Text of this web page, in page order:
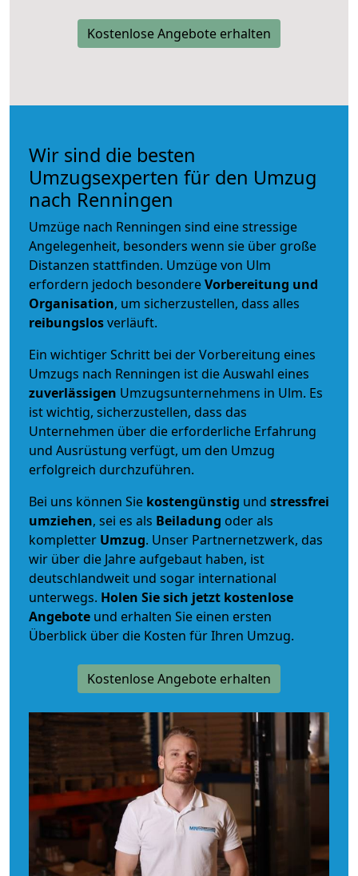
Kostenlose Angebote erhalten
Wir sind die besten
Umzugsexperten für den Umzug
nach Renningen
Umzüge nach Renningen sind eine stressige
Angelegenheit, besonders wenn sie über große
Distanzen stattfinden. Umzüge von Ulm
erfordern jedoch besondereVorbereitung und
Organisation, um sicherzustellen, dass alles
reibungslosverläuft.
Ein wichtiger Schritt bei der Vorbereitung eines
Umzugs nach Renningen ist die Auswahl eines
zuverlässigen Umzugsunternehmens in Ulm. Es
ist wichtig, sicherzustellen, dass das
Unternehmen über die erforderliche Erfahrung
und Ausrüstung verfügt, um den Umzug
erfolgreich durchzuführen.
Bei uns können Sie kostengünstig und stressfrei
umziehen, sei es als Beiladung oder als
kompletter Umzug. Unser Partnernetzwerk, das
wir über die Jahre aufgebaut haben, ist
deutschlandweit und sogar international
unterwegs. Holen Sie sich jetzt kostenlose
Angebote und erhalten Sie einen ersten
Überblick über die Kosten für Ihren Umzug.
Kostenlose Angebote erhalten